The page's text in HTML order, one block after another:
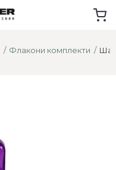
Флакони комплекти